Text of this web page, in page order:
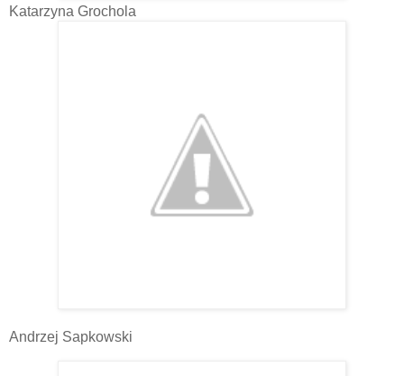
Katarzyna Grochola
Andrzej Sapkowski